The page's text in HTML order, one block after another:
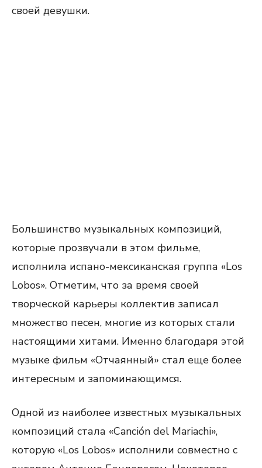
своей девушки.
Большинство музыкальных композиций,
которые прозвучали в этом фильме,
исполнила испано-мексиканская группа «Los
Lobos». Отметим, что за время своей
творческой карьеры коллектив записал
множество песен, многие из которых стали
настоящими хитами. Именно благодаря этой
музыке фильм «Отчаянный» стал еще более
интересным и запоминающимся.
Одной из наиболее известных музыкальных
композиций стала «Canción del Mariachi»,
которую «Los Lobos» исполнили совместно с